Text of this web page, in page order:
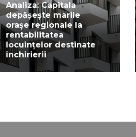
Analiza: Capitala
depășește marile
orașe regionale la
rentabilitatea
locuințelor destinate
închirierii